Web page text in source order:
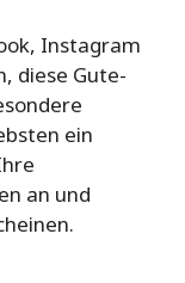
Instagram
diese Gute-
ein
an und